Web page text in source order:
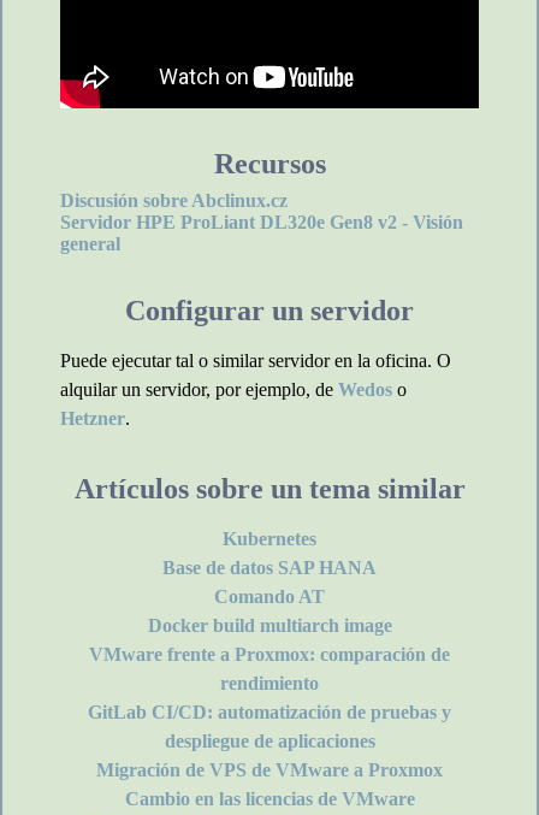
Recursos
Discusión sobre Abclinux.cz
Servidor HPE ProLiant DL320e Gen8 v2 - Visión
general
Configurar un servidor
Puede ejecutar tal o similar servidor en la oficina. O
alquilar un servidor, por ejemplo, de Wedos o
Hetzner.
Artículos sobre un tema similar
Kubernetes
Base de datos SAP HANA
Comando AT
Docker build multiarch image
VMware frente a Proxmox: comparación de
rendimiento
GitLab CI/CD: automatización de pruebas y
despliegue de aplicaciones
Migración de VPS de VMware a Proxmox
Cambio en las licencias de VMware